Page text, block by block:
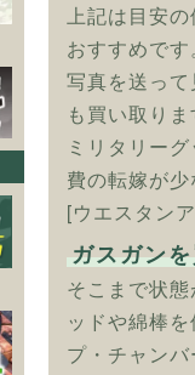
上記は目安
おすすめで
写真を送っ
も買い取り
ミリタリー
費の転嫁が
[ウエスタン
ガスガン
そこまで状
ッドや綿棒
プ・チャン